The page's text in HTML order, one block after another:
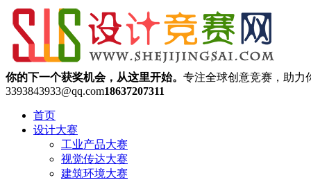
你的下一个获奖机会，从这里开始。 专注全球创意竞赛，助力
3393843933@qq.com18637207311
首页
设计大赛
工业产品大赛
视觉传达大赛
建筑环境大赛